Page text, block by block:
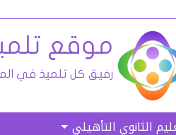
الثانوي التأهيلي